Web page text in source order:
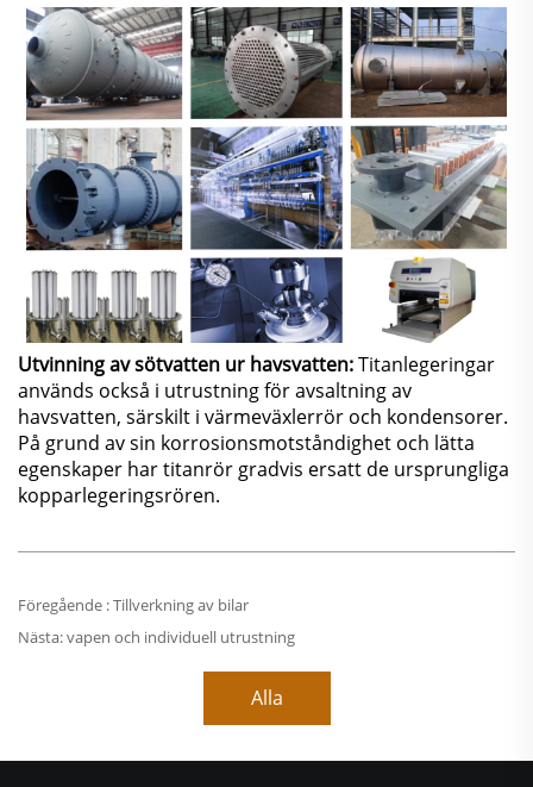
Utvinning av sötvatten ur havsvatten:Titanlegeringar
används också i utrustning för avsaltning av
havsvatten, särskilt i värmeväxlerrör och kondensorer.
På grund av sin korrosionsmotståndighet och lätta
egenskaper har titanrör gradvis ersatt de ursprungliga
kopparlegeringsrören.
Föregående :Tillverkning av bilar
Nästa:vapen och individuell utrustning
Alla